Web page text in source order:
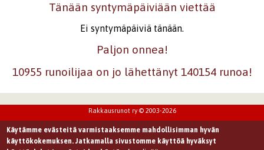
Hyvin kuvaat ahdistusta.Hieno runo!
Kirjaudu
rekisteröidy kommentoidaksesi
13.3.2008 0:0082972d26b809ac5b9a24e5f3ed8fff05
Hieno, mielikuvituksellisesti kirjoitettu ahdistus.
Kirjaudutairekisteröidykommentoidaksesi
Tänään syntymäpäiviään viettää
Ei syntymäpäiviä tänään.
Paljon onnea!
10955 runoilijaa on jo lähettänyt 140154 runoa!
Rakkausrunot ry © 2003-2026
Käytämme evästeitä varmistaaksemme mahdollisimman hyvän
käyttökokemuksen. Jatkamalla sivustomme käyttöä hyväksyt